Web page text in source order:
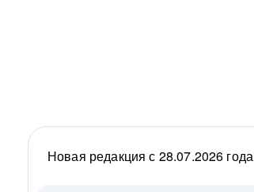
Новая редакция с 28.07.2026 года